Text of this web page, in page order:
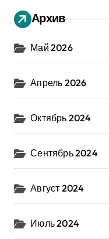
Архив
Май 2026
Апрель 2026
Октябрь 2024
Сентябрь 2024
Август 2024
Июль 2024